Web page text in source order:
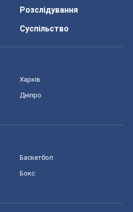
Розслідування
Суспільство
Харків
Дніпро
Баскетбол
Бокс